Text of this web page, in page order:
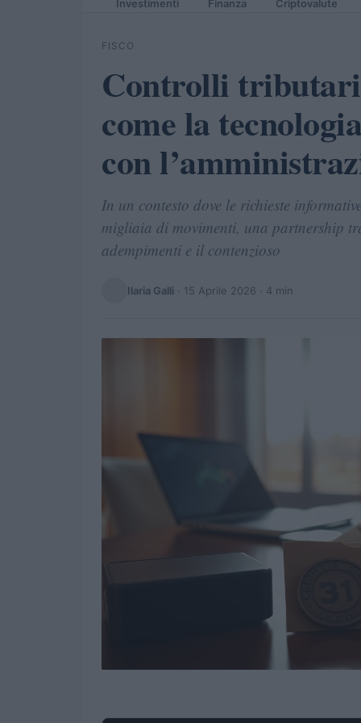
Investimenti Finanza Criptovalute
FISCO
Controlli
come la
con
In un contesto dove le richieste
migliaia di movimenti, una partnership
adempimenti e il contenzioso
Ilaria Galli · 15 Aprile 2026 · 4 min